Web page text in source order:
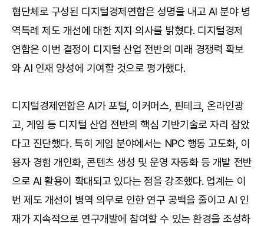
협단체로 구성된 디지털경제연합은 성명을 내고 AI 분야 병
역특례 제도 개선에 대한 지지 의사를 밝혔다. 디지털경제
연합은 이번 결정이 디지털 산업 전반의 미래 경쟁력 확보
와 AI 인재 양성에 기여할 것으로 평가했다.
디지털경제연합은 AI가 포털, 이커머스, 핀테크, 온라인광
고, 게임 등 디지털 산업 전반의 핵심 기반기술로 자리 잡았
다고 진단했다. 특히 게임 분야에서는 NPC 행동 고도화, 이
용자 경험 개인화, 콘텐츠 생성 및 운영 자동화 등 개발 전반
으로 AI 활용이 확대되고 있다는 점을 강조했다. 업계는 이
번 제도 개선이 병역 의무로 인한 연구 공백을 줄이고 AI 인
재가 지속적으로 연구개발에 참여할 수 있는 환경을 조성하